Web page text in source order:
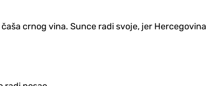
crnog vina. Sunce radi svoje, jer Hercegovina